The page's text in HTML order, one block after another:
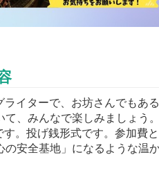
イターで、お坊さんでもあ
、みんなで楽しみましょう
。投げ銭形式です。参加費
安全基地」になるような温